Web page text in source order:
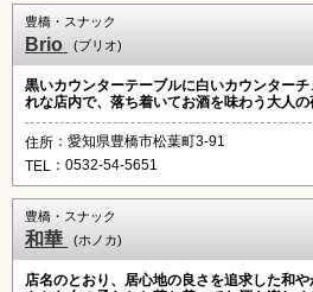
豊橋・スナック
Brio (ブリオ)
黒いカウンターテーブルに白いカウンター
れな店内で、落ち着いてお酒を味わう大人の
住所 ：愛知県豊橋市松葉町3-91
TEL ：0532-54-5651
豊橋・スナック
和華 (ホノカ)
店名のとおり、居心地の良さを追求した和